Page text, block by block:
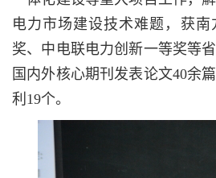
电力市场建设技术难题，获
奖、中电联电力创新一等奖等
国内外核心期刊发表论文40余
利 19个。